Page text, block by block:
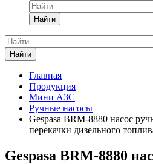
Найти
Найти
Главная
Продукция
Мини АЗС
Ручные насосы
Gespasa BRM-8880 насос
перекачки дизельного
Gespasa BRM-8880